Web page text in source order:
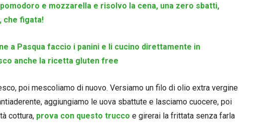
e mozzarella e risolvo la cena, una zero sbatti,
che figata!
a Pasqua faccio i panini e li cucino direttamente in
anche la ricetta gluten free
poi mescoliamo di nuovo. Versiamo un filo di olio extra vergine
aggiungiamo le uova sbattute e lasciamo cuocere, poi
cottura, prova con questo trucco e girerai la frittata senza farla